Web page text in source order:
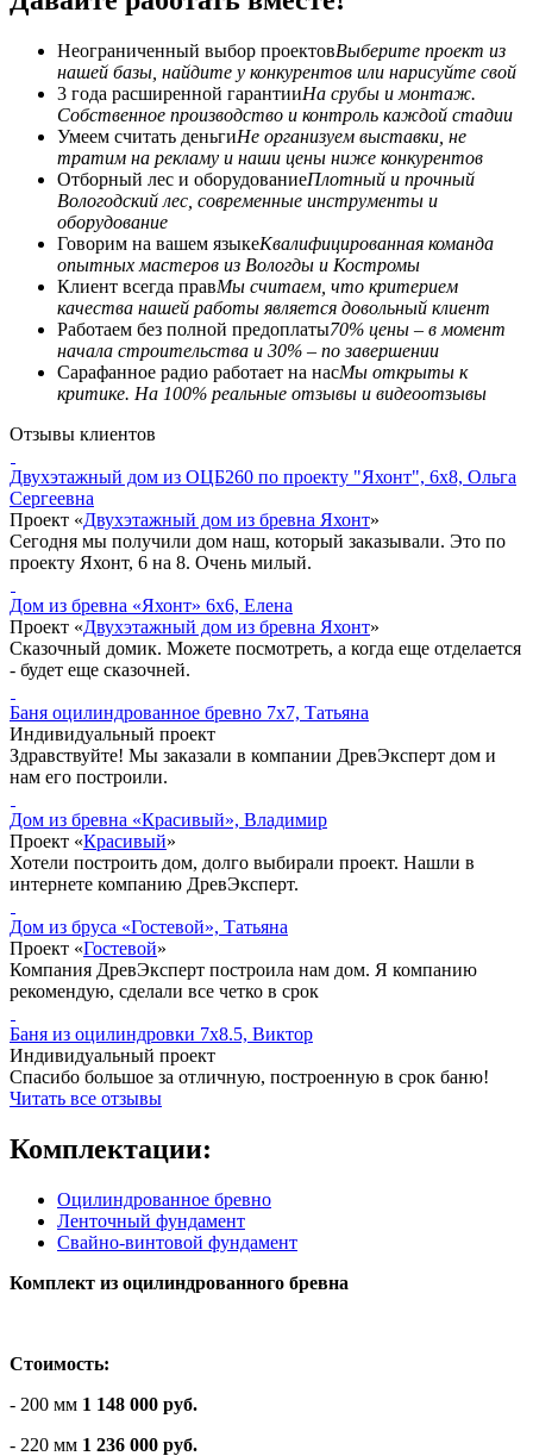
Неограниченный выбор проектовВыберите проект из
нашей базы, найдите у конкурентов или нарисуйте свой
3 года расширенной гарантииНа срубы и монтаж.
Собственное производство и контроль каждой стадии
Умеем считать деньгиНе организуем выставки, не
тратим на рекламу и наши цены ниже конкурентов
Отборный лес и оборудованиеПлотный и прочный
Вологодский лес, современные инструменты и
оборудование
Говорим на вашем языкеКвалифицированная команда
опытных мастеров из Вологды и Костромы
Клиент всегда правМы считаем, что критерием
качества нашей работы является довольный клиент
Работаем без полной предоплаты70% цены – в момент
начала строительства и 30% – по завершении
Сарафанное радио работает на насМы открыты к
критике. На 100% реальные отзывы и видеоотзывы
Отзывы клиентов
Двухэтажный дом из ОЦБ260 по проекту "Яхонт", 6x8, Ольга
Сергеевна
Проект «Двухэтажный дом из бревна Яхонт»
Сегодня мы получили дом наш, который заказывали. Это по
проекту Яхонт, 6 на 8. Очень милый.
Дом из бревна «Яхонт» 6x6, Елена
Проект «Двухэтажный дом из бревна Яхонт»
Сказочный домик. Можете посмотреть, а когда еще отделается
- будет еще сказочней.
Баня оцилиндрованное бревно 7x7, Татьяна
Индивидуальный проект
Здравствуйте! Мы заказали в компании ДревЭксперт дом и
нам его построили.
Дом из бревна «Красивый», Владимир
Проект «Красивый»
Хотели построить дом, долго выбирали проект. Нашли в
интернете компанию ДревЭксперт.
Дом из бруса «Гостевой», Татьяна
Проект «Гостевой»
Компания ДревЭксперт построила нам дом. Я компанию
рекомендую, сделали все четко в срок
Баня из оцилиндровки 7x8.5, Виктор
Индивидуальный проект
Спасибо большое за отличную, построенную в срок баню!
Читать все отзывы
Комплектации:
Оцилиндрованное бревно
Ленточный фундамент
Свайно-винтовой фундамент
Комплект из оцилиндрованного бревна
Стоимость:
- 200 мм 1 148 000 руб.
- 220 мм 1 236 000 руб.